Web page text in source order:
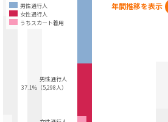
男性通行人
女性通行人
うちスカート着用
年間推移を表示
男性通行人
37.1%（5,298人）